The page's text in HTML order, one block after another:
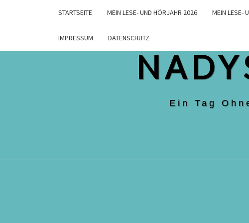
STARTSEITE MEIN LESE- UND HÖRJAHR 2026 MEIN LESE-
IMPRESSUM DATENSCHUTZ
Ein Tag